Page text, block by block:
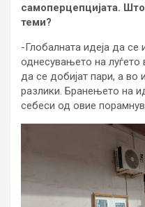
самоперцепцијата.
теми?
-Глобалната идеја да се
однесувањето на луѓето
да се добијат пари, а во
разлики. Бранењето на
себеси од овие